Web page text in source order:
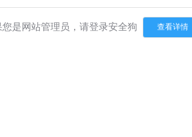
您是网站管理员，请登录安全狗